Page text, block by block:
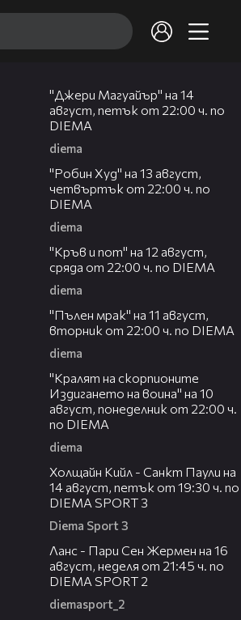
"Джери Магуайър" на 14
август, петък от 22:00 ч. по
DIEMA
diema
"Робин Худ" на 13 август,
четвъртък от 22:00 ч. по
DIEMA
diema
"Кръв и пот" на 12 август,
сряда от 22:00 ч. по DIEMA
diema
"Пълен мрак" на 11 август,
вторник от 22:00 ч. по DIEMA
diema
"Кралят на скорпионите
Издигането на воина" на 10
август, понеделник от 22:00 ч.
по DIEMA
diema
Холщайн Кийл - Санкт Паули на
14 август, петък от 19:30 ч. по
DIEMA SPORT 3
Diema Sport 3
Ланс - Пари Сен Жермен на 16
август, неделя от 21:45 ч. по
DIEMA SPORT 2
diemasport_2